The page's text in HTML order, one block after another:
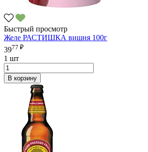
Быстрый просмотр
Желе РАСТИШКА вишня 100г
3977 ₽
1 шт
В корзину